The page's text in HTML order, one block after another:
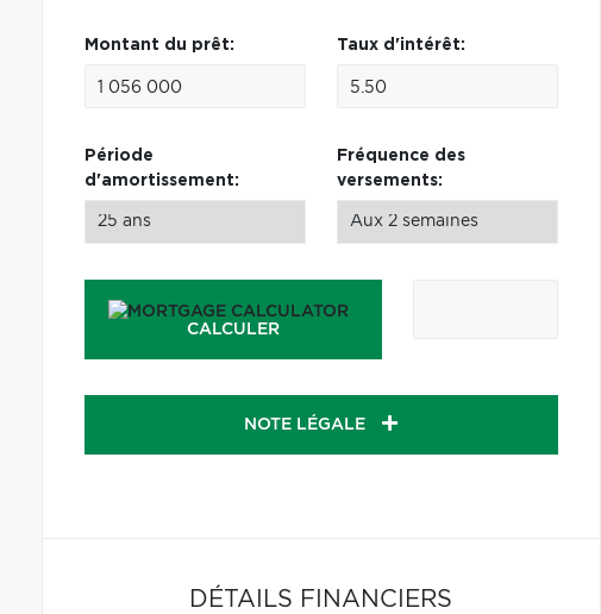
Montant du prêt: Taux d'intérêt:
Période
d'amortissement:
Fréquence des
versements:
CALCULER
NOTE LÉGALE
DÉTAILS FINANCIERS